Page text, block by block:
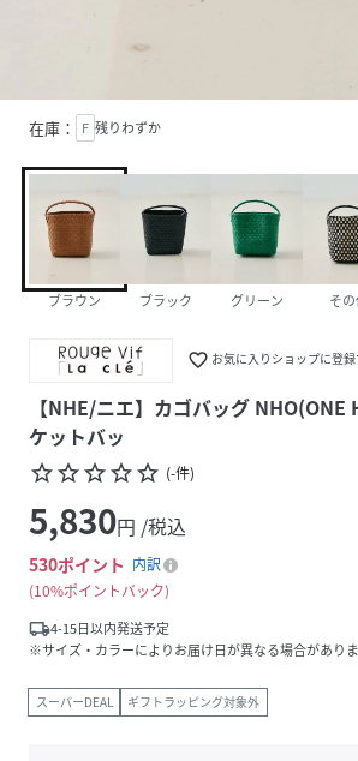
在庫： F 残りわずか
ブラウン ブラック グリーン そ
favorite_border お気に入りショップに登録
【NHE/ニエ】カゴバッグ NHO(ONE
ケットバッ
star_borderstar_borderstar_borderstar_borderstar_border (-件)
5,830円 /税込
530ポイント 内訳
10%ポイントバック
local_shipping4-15日以内発送予定
※サイズ・カラーによりお届け日が異なる場合がありま
スーパーDEAL ギフトラッピング対象外